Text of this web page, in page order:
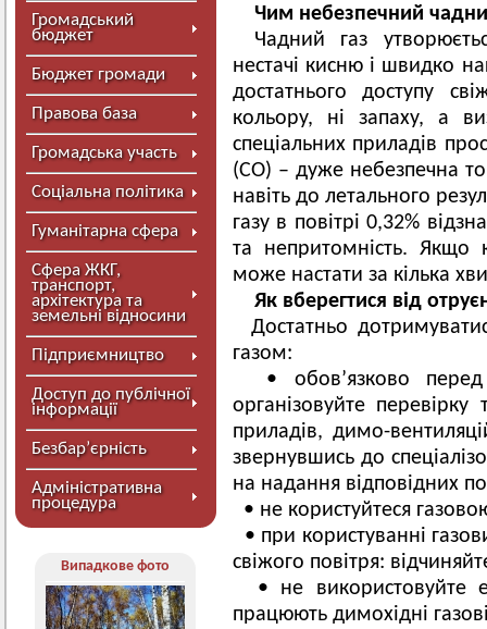
Громадський
бюджет
Бюджет громади
Правова база
Громадська участь
Соціальна політика
Гуманітарна сфера
Сфера ЖКГ,
транспорт,
архітектура та
земельні відносини
Підприємництво
Доступ до публічної
інформації
Безбар’єрність
Адміністративна
процедура
Випадкове фото
Чим небезпечний
Чадний газ
нестачі кисню і швидко
достатнього доступу
кольору, ні запаху, а
спеціальних приладів
(СО) – дуже небезпечна
навіть до летального
газу в повітрі 0,32%
та непритомність. Якщо
може настати за кілька
Як вберегтися від
Достатньо
газом:
• обов’язково
організовуйте
приладів, димо-
звернувшись до
на надання відповідних
• не користуйтеся
• при користуванні
свіжого повітря:
• не використовуйте
працюють димохідні